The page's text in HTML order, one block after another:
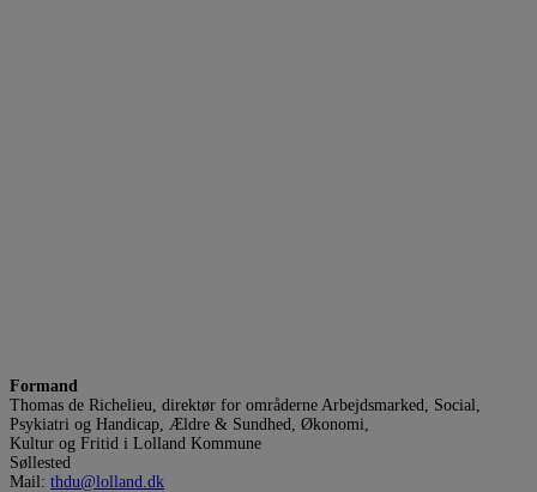
Formand
Thomas de Richelieu, direktør for områderne Arbejdsmarked, Social,
Psykiatri og Handicap, Ældre & Sundhed, Økonomi,
Kultur og Fritid i Lolland Kommune
Søllested
Mail: thdu@lolland.dk